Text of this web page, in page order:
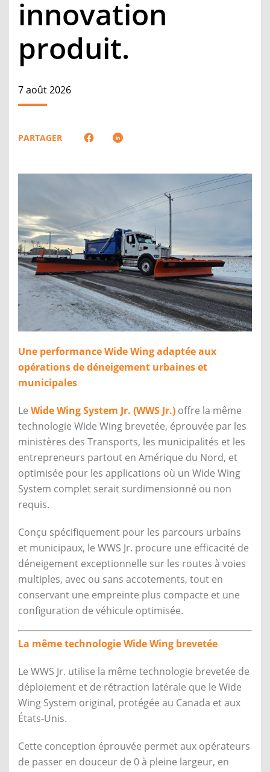
innovation
produit.
7 août 2026
PARTAGER
Une performance Wide Wing adaptée aux
opérations de déneigement urbaines et
municipales
Le Wide Wing System Jr. (WWS Jr.) offre la même
technologie Wide Wing brevetée, éprouvée par les
ministères des Transports, les municipalités et les
entrepreneurs partout en Amérique du Nord, et
optimisée pour les applications où un Wide Wing
System complet serait surdimensionné ou non
requis.
Conçu spécifiquement pour les parcours urbains
et municipaux, le WWS Jr. procure une efficacité de
déneigement exceptionnelle sur les routes à voies
multiples, avec ou sans accotements, tout en
conservant une empreinte plus compacte et une
configuration de véhicule optimisée.
La même technologie Wide Wing brevetée
Le WWS Jr. utilise la même technologie brevetée de
déploiement et de rétraction latérale que le Wide
Wing System original, protégée au Canada et aux
États-Unis.
Cette conception éprouvée permet aux opérateurs
de passer en douceur de 0 à pleine largeur, en